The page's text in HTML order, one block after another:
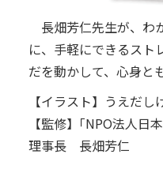
長畑芳仁先生が、わ
に、手軽にできるスト
だを動かして、心身と
【イラスト】うえだし
【監修】｢NPO法人日
理事長 長畑芳仁